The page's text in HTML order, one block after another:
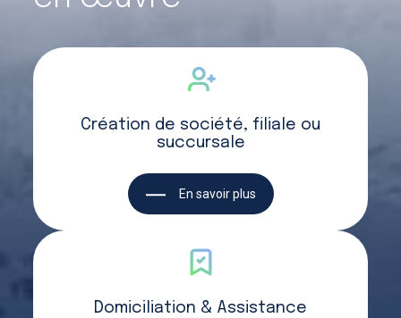
Création de société, filiale ou
succursale
En savoir plus
Domiciliation & Assistance